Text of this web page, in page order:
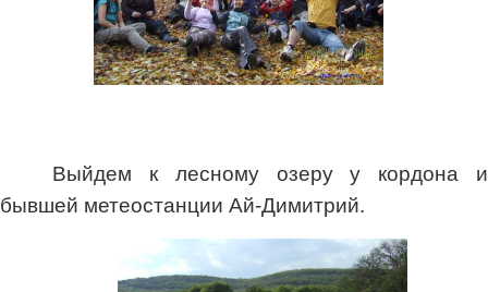
Выйдем к лесному озеру у кордона и
бывшей метеостанции Ай-Димитрий.